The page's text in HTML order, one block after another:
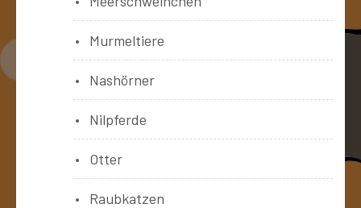
Murmeltiere
Nashörner
Nilpferde
Otter
Raubkatzen